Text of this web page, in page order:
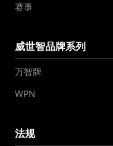
赛事
威世智品牌系列
万智牌
WPN
法规